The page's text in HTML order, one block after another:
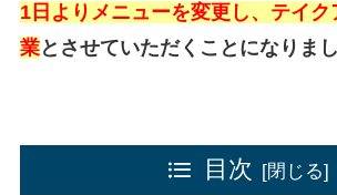
1日よりメニューを変更し、テイ
業とさせていただくことになりまし
目次